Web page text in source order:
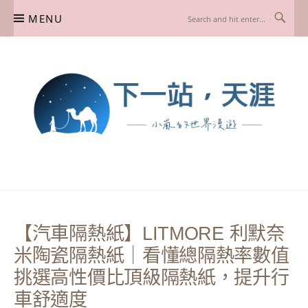
MENU
【汽車隔熱紙】LITMORE 利默奈
米陶瓷隔熱紙｜看懂總隔熱率數值
挑選高性價比頂級隔熱紙，提升行
車舒適度